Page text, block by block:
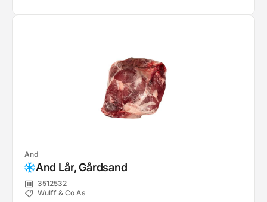
And
And Lår, Gårdsand
3512532
Wulff & Co As